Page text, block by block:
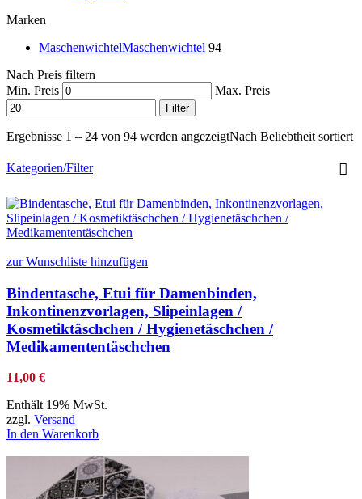
Marken
MaschenwichtelMaschenwichtel 94
Nach Preis filtern
Min. Preis
Max. Preis
Filter
Ergebnisse 1 – 24 von 94 werden angezeigtNach Beliebtheit sortiert
Kategorien/Filter
zur Wunschliste hinzufügen
Bindentasche, Etui für Damenbinden,
Inkontinenzvorlagen, Slipeinlagen /
Kosmetiktäschchen / Hygienetäschchen /
Medikamententäschchen
11,00 €
Enthält 19% MwSt.
zzgl. Versand
In den Warenkorb